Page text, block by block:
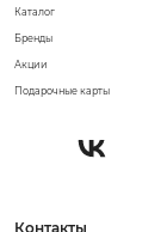
Каталог
Бренды
Акции
Подарочные карты
Контакты